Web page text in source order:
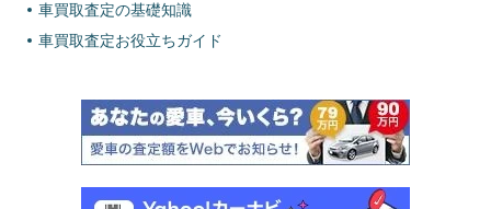
車買取査定の基礎知識
車買取査定お役立ちガイド